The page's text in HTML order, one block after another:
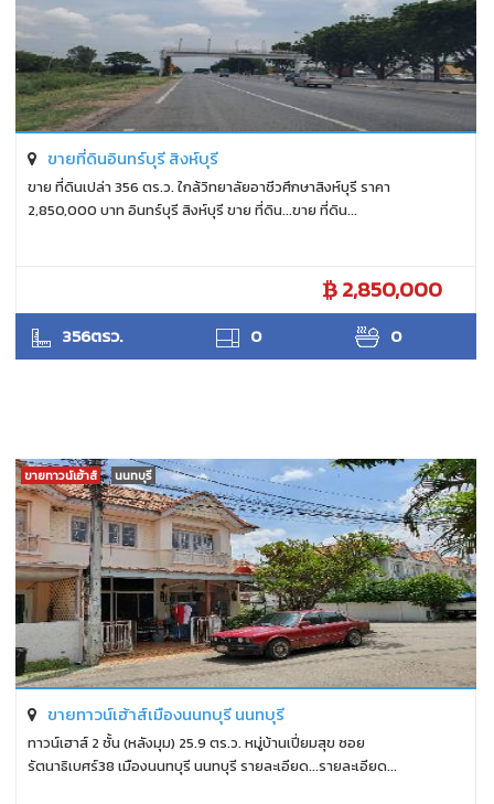
ขายที่ดินอินทร์บุรี สิงห์บุรี
ขาย ที่ดินเปล่า 356 ตร.ว. ใกล้วิทยาลัยอาชีวศึกษาสิงห์บุรี ราคา
2,850,000 บาท อินทร์บุรี สิงห์บุรี ขาย ที่ดิน...ขาย ที่ดิน...
2,850,000
356ตรว. 0 0
ANTPUNYAPA
ขายทาวน์เฮ้าส์ นนทบุรี
ขายทาวน์เฮ้าส์เมืองนนทบุรี นนทบุรี
ทาวน์เฮาส์ 2 ชั้น (หลังมุม) 25.9 ตร.ว. หมู่บ้านเปี่ยมสุข ซอย
รัตนาธิเบศร์38 เมืองนนทบุรี นนทบุรี รายละเอียด...รายละเอียด...